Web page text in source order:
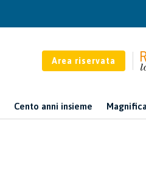
Area riservata
Cento anni insieme